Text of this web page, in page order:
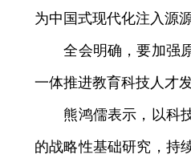
为中国式现代化注入源
全会明确，要加强原
一体推进教育科技人才
熊鸿儒表示，以科技
的战略性基础研究，持